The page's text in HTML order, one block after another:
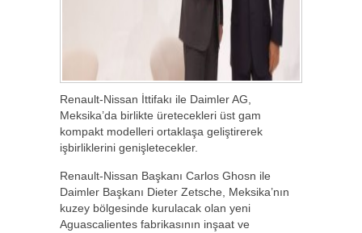
Renault-Nissan İttifakı ile Daimler AG,
Meksika’da birlikte üretecekleri üst gam
kompakt modelleri ortaklaşa geliştirerek
işbirliklerini genişletecekler.
Renault-Nissan Başkanı Carlos Ghosn ile
Daimler Başkanı Dieter Zetsche, Meksika’nın
kuzey bölgesinde kurulacak olan yeni
Aguascalientes fabrikasının inşaat ve